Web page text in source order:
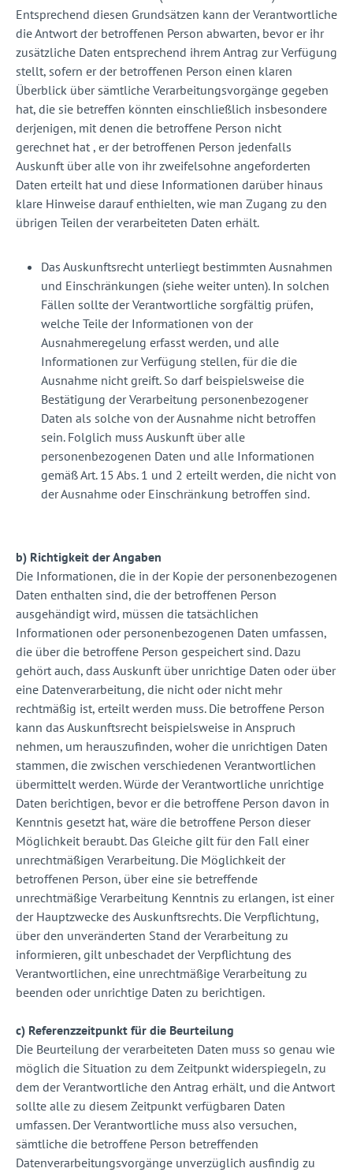
Entsprechend diesen Grundsätzen kann der Verantwortliche
die Antwort der betroffenen Person abwarten, bevor er ihr
zusätzliche Daten entsprechend ihrem Antrag zur Verfügung
stellt, sofern er der betroffenen Person einen klaren
Überblick über sämtliche Verarbeitungsvorgänge gegeben
hat, die sie betreffen könnten einschließlich insbesondere
derjenigen, mit denen die betroffene Person nicht
gerechnet hat , er der betroffenen Person jedenfalls
Auskunft über alle von ihr zweifelsohne angeforderten
Daten erteilt hat und diese Informationen darüber hinaus
klare Hinweise darauf enthielten, wie man Zugang zu den
übrigen Teilen der verarbeiteten Daten erhält.
Das Auskunftsrecht unterliegt bestimmten Ausnahmen
und Einschränkungen (siehe weiter unten). In solchen
Fällen sollte der Verantwortliche sorgfältig prüfen,
welche Teile der Informationen von der
Ausnahmeregelung erfasst werden, und alle
Informationen zur Verfügung stellen, für die die
Ausnahme nicht greift. So darf beispielsweise die
Bestätigung der Verarbeitung personenbezogener
Daten als solche von der Ausnahme nicht betroffen
sein. Folglich muss Auskunft über alle
personenbezogenen Daten und alle Informationen
gemäß Art. 15 Abs. 1 und 2 erteilt werden, die nicht von
der Ausnahme oder Einschränkung betroffen sind.
b) Richtigkeit der Angaben
Die Informationen, die in der Kopie der personenbezogenen
Daten enthalten sind, die der betroffenen Person
ausgehändigt wird, müssen die tatsächlichen
Informationen oder personenbezogenen Daten umfassen,
die über die betroffene Person gespeichert sind. Dazu
gehört auch, dass Auskunft über unrichtige Daten oder über
eine Datenverarbeitung, die nicht oder nicht mehr
rechtmäßig ist, erteilt werden muss. Die betroffene Person
kann das Auskunftsrecht beispielsweise in Anspruch
nehmen, um herauszufinden, woher die unrichtigen Daten
stammen, die zwischen verschiedenen Verantwortlichen
übermittelt werden. Würde der Verantwortliche unrichtige
Daten berichtigen, bevor er die betroffene Person davon in
Kenntnis gesetzt hat, wäre die betroffene Person dieser
Möglichkeit beraubt. Das Gleiche gilt für den Fall einer
unrechtmäßigen Verarbeitung. Die Möglichkeit der
betroffenen Person, über eine sie betreffende
unrechtmäßige Verarbeitung Kenntnis zu erlangen, ist einer
der Hauptzwecke des Auskunftsrechts. Die Verpflichtung,
über den unveränderten Stand der Verarbeitung zu
informieren, gilt unbeschadet der Verpflichtung des
Verantwortlichen, eine unrechtmäßige Verarbeitung zu
beenden oder unrichtige Daten zu berichtigen.
c) Referenzzeitpunkt für die Beurteilung
Die Beurteilung der verarbeiteten Daten muss so genau wie
möglich die Situation zu dem Zeitpunkt widerspiegeln, zu
dem der Verantwortliche den Antrag erhält, und die Antwort
sollte alle zu diesem Zeitpunkt verfügbaren Daten
umfassen. Der Verantwortliche muss also versuchen,
sämtliche die betroffene Person betreffenden
Datenverarbeitungsvorgänge unverzüglich ausfindig zu